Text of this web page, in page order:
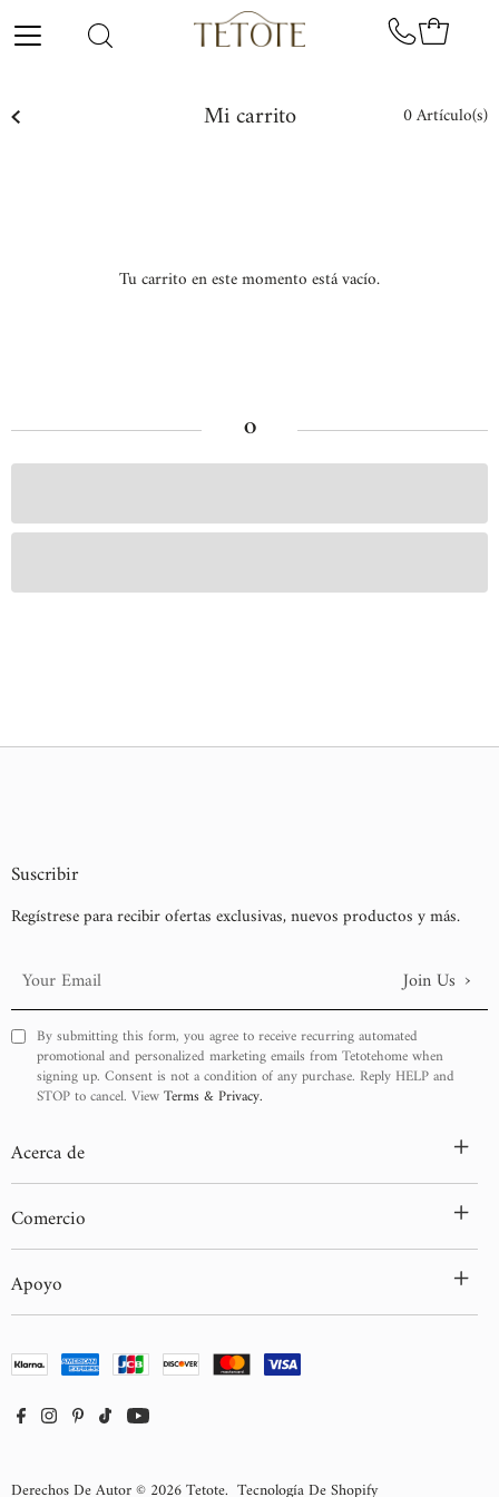
Ir directamente al contenido
Mi carrito 0Artículo(s)
Tu carrito en este momento está vacío.
O
Suscribir
Regístrese para recibir ofertas exclusivas, nuevos productos y más.
Your
Email
Join Us ›
By submitting this form, you agree to receive recurring automated
promotional and personalized marketing emails from Tetotehome when
signing up. Consent is not a condition of any purchase. Reply HELP and
STOP to cancel. ViewTerms & Privacy.
Acerca de +
Comercio +
Apoyo +
Derechos De Autor © 2026Tetote. Tecnología De Shopify